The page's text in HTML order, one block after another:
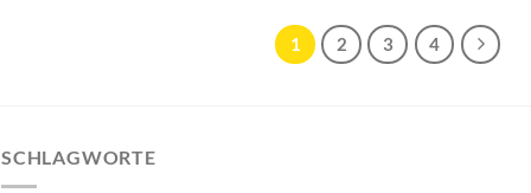
1 2 3 4
SCHLAGWORTE